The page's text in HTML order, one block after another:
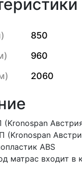
850
960
2060
(Kronospan
ABS
матрас входит в